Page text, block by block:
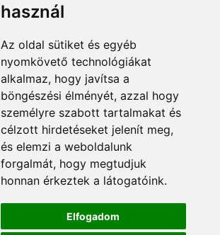
használ
Az oldal sütiket és egyéb
nyomkövető technológiákat
alkalmaz, hogy javítsa a
böngészési élményét, azzal hogy
személyre szabott tartalmakat és
célzott hirdetéseket jelenít meg,
és elemzi a weboldalunk
forgalmát, hogy megtudjuk
honnan érkeztek a látogatóink.
Elfogadom
19 160 Ft-tól
Elfogadott fizetési módok
Á.SZ.F.
Impresszum